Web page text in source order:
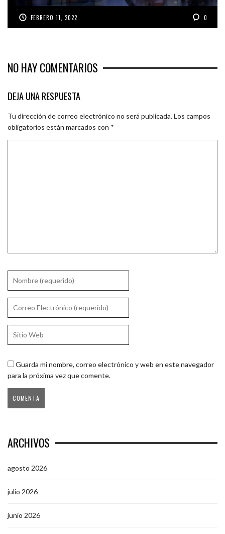
FEBRERO 11, 2022 0
NO HAY COMENTARIOS
DEJA UNA RESPUESTA
Tu dirección de correo electrónico no será publicada.Los campos
obligatorios están marcados con *
Guarda mi nombre, correo electrónico y web en este navegador
para la próxima vez que comente.
ARCHIVOS
agosto 2026
julio 2026
junio 2026